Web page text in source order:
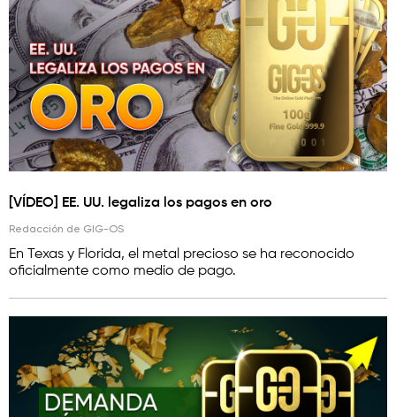
[VÍDEO] EE. UU. legaliza los pagos en oro
Redacción de GIG-OS
En Texas y Florida, el metal precioso se ha reconocido
oficialmente como medio de pago.